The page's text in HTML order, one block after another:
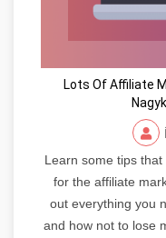
Lots Of Affiliate
Learn some tips
for the affiliate
out everything you
and how not to lose